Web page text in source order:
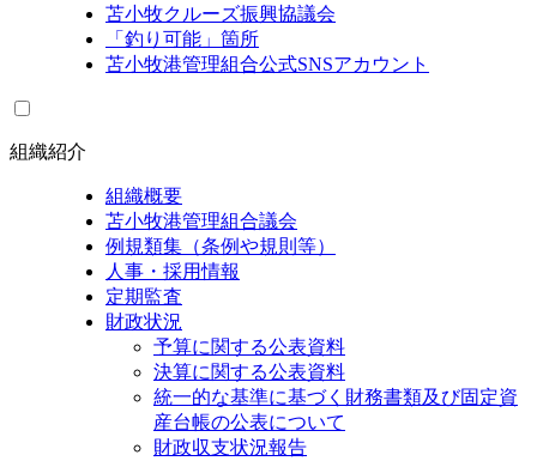
苫小牧クルーズ振興協議会
「釣り可能」箇所
苫小牧港管理組合公式SNSアカウント
組織紹介
組織概要
苫小牧港管理組合議会
例規類集（条例や規則等）
人事・採用情報
定期監査
財政状況
予算に関する公表資料
決算に関する公表資料
統一的な基準に基づく財務書類及び固定資
産台帳の公表について
財政収支状況報告